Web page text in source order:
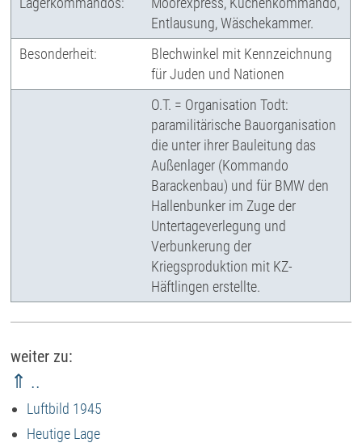
Entlausung, Wäschekammer.
Besonderheit:
Blechwinkel mit Kennzeichnung
für Juden und Nationen
O.T. = Organisation Todt:
paramilitärische Bauorganisation
die unter ihrer Bauleitung das
Außenlager (Kommando
Barackenbau) und für BMW den
Hallenbunker im Zuge der
Untertageverlegung und
Verbunkerung der
Kriegsproduktion mit KZ-
Häftlingen erstellte.
weiter zu:
⇑ ..
Luftbild 1945
Heutige Lage